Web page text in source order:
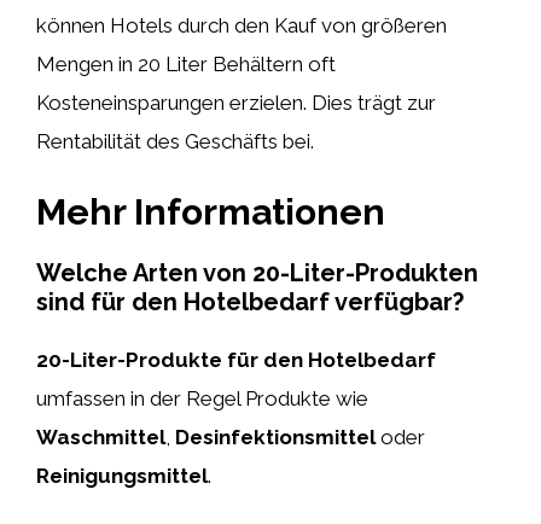
können Hotels durch den Kauf von größeren
Mengen in 20 Liter Behältern oft
Kosteneinsparungen erzielen. Dies trägt zur
Rentabilität des Geschäfts bei.
Mehr Informationen
Welche Arten von 20-Liter-Produkten
sind für den Hotelbedarf verfügbar?
20-Liter-Produkte für den Hotelbedarf
umfassen in der Regel Produkte wie
Waschmittel, Desinfektionsmitteloder
Reinigungsmittel.